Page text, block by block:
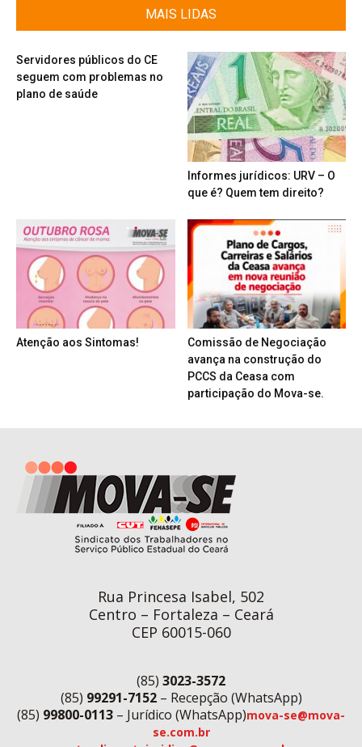
MAIS LIDAS
Servidores públicos do CE
seguem com problemas no
plano de saúde
Informes jurídicos: URV – O
que é? Quem tem direito?
Atenção aos Sintomas!
Comissão de Negociação
avança na construção do
PCCS da Ceasa com
participação do Mova-se.
Rua Princesa Isabel, 502
Centro – Fortaleza – Ceará
CEP 60015-060
(85) 3023-3572
(85) 99291-7152– Recepção (WhatsApp)
(85) 99800-0113 – Jurídico (WhatsApp)mova-se@mova-
se.com.br